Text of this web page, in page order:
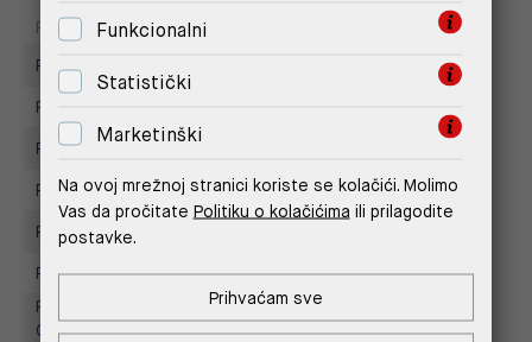
Poslovnica
Na upit
Replay Store, Supernova Zadar
Replay store, Tower Centar
Replay store, Arena centar
Replay Store, City Center One
Replay Store, Joker Centar
Replay Store, Mall of Split
Replay Outlet Store, Designer
Outlet Croatia
Funkcionalni
Statistički
Marketinški
Na ovoj mrežnoj stranici koriste se kolačići. Molimo
Vas da pročitate Politiku o kolačićima ili prilagodite
postavke.
Prihvaćam sve